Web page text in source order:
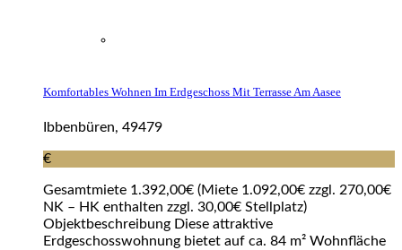
Komfortables Wohnen Im Erdgeschoss Mit Terrasse Am Aasee
Ibbenbüren, 49479
€
Gesamtmiete 1.392,00€ (Miete 1.092,00€ zzgl. 270,00€
NK – HK enthalten zzgl. 30,00€ Stellplatz)
Objektbeschreibung Diese attraktive
Erdgeschosswohnung bietet auf ca. 84 m² Wohnfläche